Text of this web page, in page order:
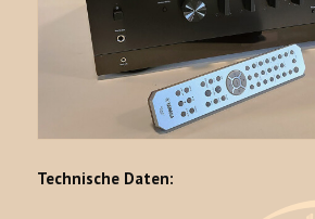
Technische Daten: